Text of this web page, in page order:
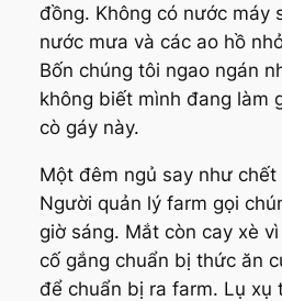
đồng. Không có nước máy
nước mưa và các ao hồ
Bốn chúng tôi ngao ngán
không biết mình đang làm
cò gáy này.
Một đêm ngủ say như
Người quản lý farm gọi
giờ sáng. Mắt còn cay xè
cố gắng chuẩn bị thức ăn
để chuẩn bị ra farm. Lụ xụ